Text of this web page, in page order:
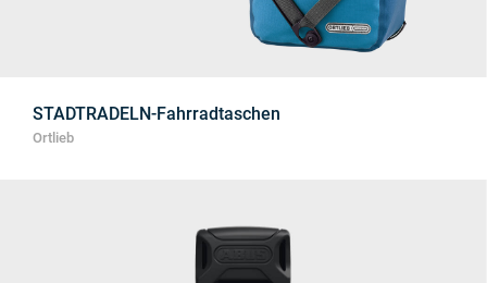
STADTRADELN-Fahrradtaschen
Ortlieb